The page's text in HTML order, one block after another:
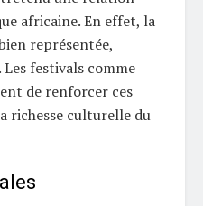
africaine. En effet, la
représentée,
festivals comme
de renforcer ces
richesse culturelle du